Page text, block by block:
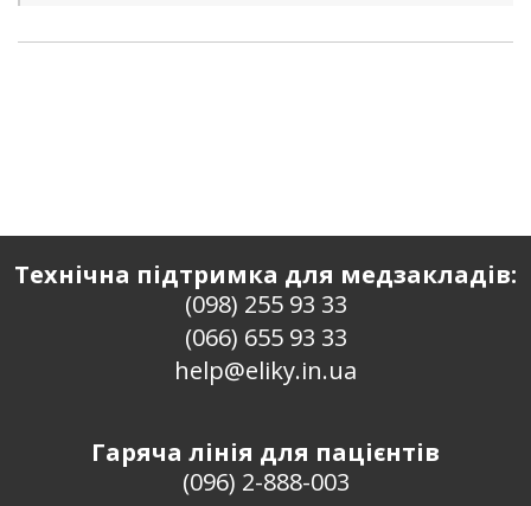
Технічна підтримка для медзакладів:
(098) 255 93 33
(066) 655 93 33
help@eliky.in.ua
Гаряча лінія для пацієнтів
(096) 2-888-003